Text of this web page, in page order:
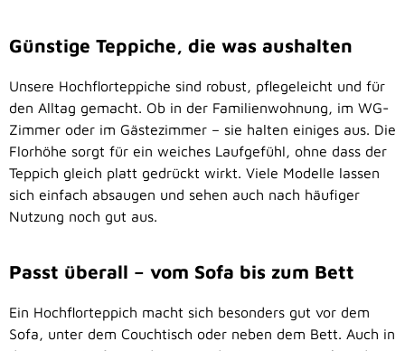
Günstige Teppiche, die was aushalten
Unsere Hochflorteppiche sind robust, pflegeleicht und für
den Alltag gemacht. Ob in der Familienwohnung, im WG-
Zimmer oder im Gästezimmer – sie halten einiges aus. Die
Florhöhe sorgt für ein weiches Laufgefühl, ohne dass der
Teppich gleich platt gedrückt wirkt. Viele Modelle lassen
sich einfach absaugen und sehen auch nach häufiger
Nutzung noch gut aus.
Passt überall – vom Sofa bis zum Bett
Ein Hochflorteppich macht sich besonders gut vor dem
Sofa, unter dem Couchtisch oder neben dem Bett. Auch in